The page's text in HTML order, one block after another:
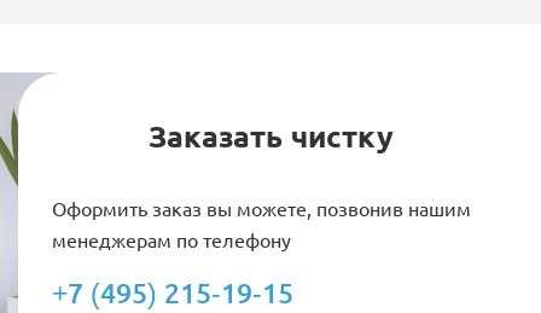
Заказать чистку
Оформить заказ вы можете, позвонив нашим
менеджерам по телефону
+7 (495) 215-19-15